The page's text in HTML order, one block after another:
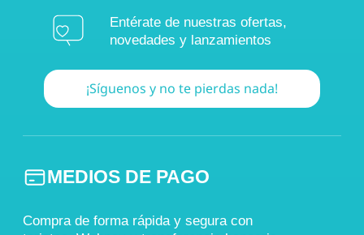
Entérate de nuestras ofertas,
novedades y lanzamientos
¡Síguenos y no te pierdas nada!
MEDIOS DE PAGO
Compra de forma rápida y segura con